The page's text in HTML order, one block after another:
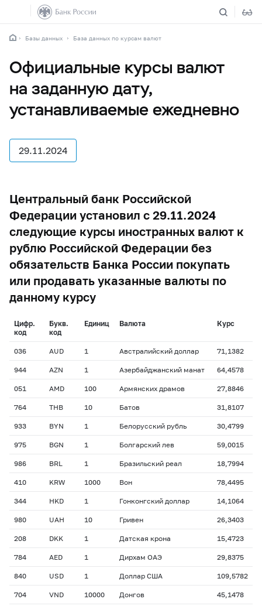
Базы данных База данных по курсам валют
Официальные курсы валют
на заданную дату,
устанавливаемые ежедневно
29.11.2024
Центральный банк Российской
Федерации установил с 29.11.2024
следующие курсы иностранных валют к
рублю Российской Федерации без
обязательств Банка России покупать
или продавать указанные валюты по
данному курсу
Цифр.
код
Букв.
код
Единиц Валюта Курс
036 AUD 1 Австралийский доллар 71,1382
944 AZN 1 Азербайджанский манат 64,4578
051 AMD 100 Армянских драмов 27,8846
764 THB 10 Батов 31,8107
933 BYN 1 Белорусский рубль 30,4799
975 BGN 1 Болгарский лев 59,0015
986 BRL 1 Бразильский реал 18,7994
410 KRW 1000 Вон 78,4495
344 HKD 1 Гонконгский доллар 14,1064
980 UAH 10 Гривен 26,3403
208 DKK 1 Датская крона 15,4723
784 AED 1 Дирхам ОАЭ 29,8375
840 USD 1 Доллар США 109,5782
704 VND 10000 Донгов 45,1478